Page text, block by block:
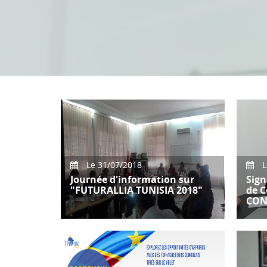
Le 31/07/2018
Journée d'information sur
"FUTURALLIA TUNISIA 2018"
22ème Edition du Forum
International de rendez-vous
d'affaires «
de